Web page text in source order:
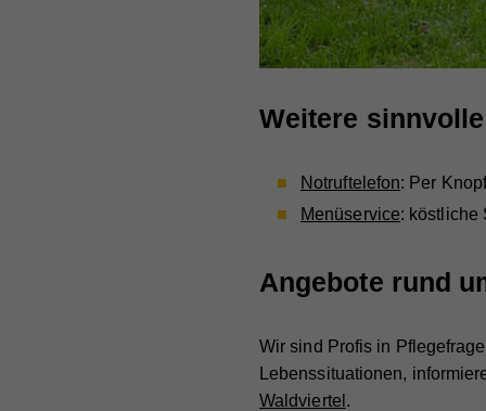
Weitere
Notruftelefon: Per
Menüservice: köstliche
Angebote rund
Wir sind Profis in
Lebenssituationen,
Waldviertel .
Mit